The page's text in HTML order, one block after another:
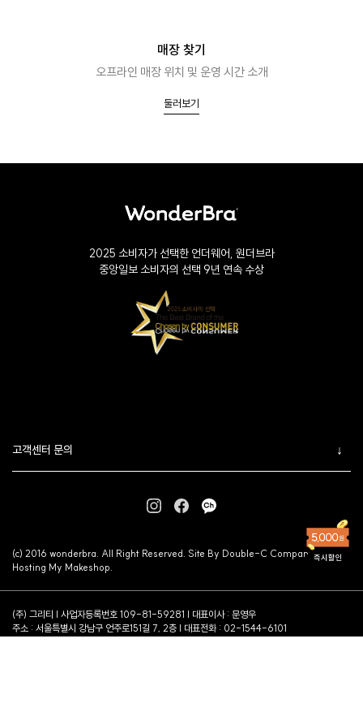
매장 찾기
오프라인 매장 위치 및 운영 시간 소개
둘러보기
2025 소비자가 선택한 언더웨어, 원더브라
중앙일보 소비자의 선택 9년 연속 수상
고객센터 문의
(c) 2016 wonderbra. All Right Reserved. Site By Double-C Company.
Hosting My Makeshop.
(주) 그리티 | 사업자등록번호 109-81-59281 | 대표이사 : 문영우
주소 : 서울특별시 강남구 언주로151길 7, 2층 | 대표전화 : 02-1544-6101